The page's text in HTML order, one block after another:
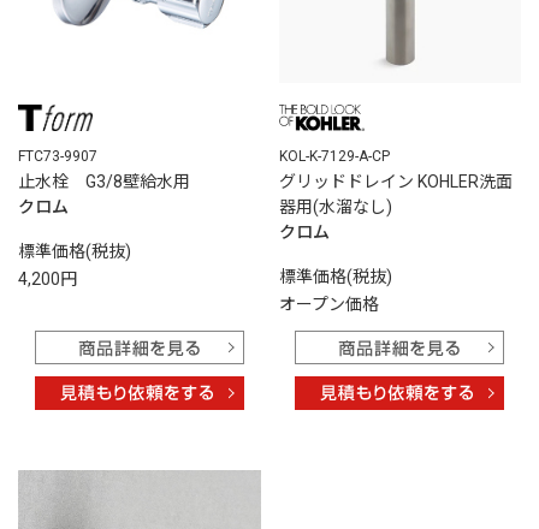
FTC73-9907
止水栓 G3/8壁給水用
クロム
標準価格(税抜)
4,200円
KOL-K-7129-A-CP
グリッドドレイン KOHLER洗面
器用(水溜なし)
クロム
標準価格(税抜)
オープン価格